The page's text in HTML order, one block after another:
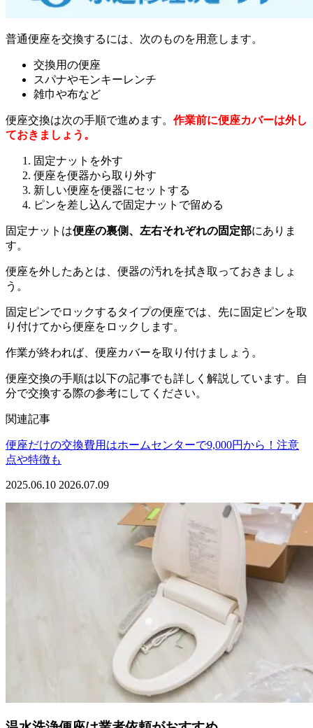
普通便座を交換するには、次のものを用意します。
交換用の便座
スパナやモンキーレンチ
雑巾や布など
便座交換は次の手順で進めます。 作業前に便座カバーは外し
ておきましょう。
固定ナットを外す
便座を便器から取り外す
新しい便座を便器にセットする
ピンを差し込んで固定ナットで留める
固定ナットは便座の裏側、左右それぞれの固定部にありま
す。
便座を外したあとは、便器の汚れを拭き取っておきましょ
う。
固定ピンでロックするタイプの便座では、先に固定ピンを取
り付けてから便座をロックします。
作業が終われば、便座カバーを取り付けましょう。
便座交換の手順は以下の記事でも詳しく解説しています。自
分で交換する際の参考にしてください。
関連記事
便座だけの交換費用はホームセンターで9,000円から！注意
点や特徴も
2025.06.10 2026.07.09